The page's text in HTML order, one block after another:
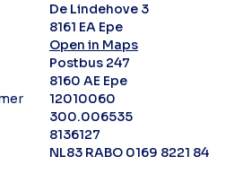
De Lindehove 3
8161 EA Epe
Open in Maps
Postbus 247
8160 AE Epe
12010060
300.006535
8136127
NL83 RABO 0169 8221 84